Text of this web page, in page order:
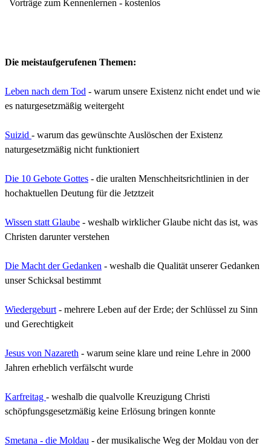
Vorträge zum Kennenlernen - kostenlos
Die meistaufgerufenen Themen:
Leben nach dem Tod - warum unsere Existenz nicht endet und wie
es naturgesetzmäßig weitergeht
Suizid - warum das gewünschte Auslöschen der Existenz
naturgesetzmäßig nicht funktioniert
Die 10 Gebote Gottes - die uralten Menschheitsrichtlinien in der
hochaktuellen Deutung für die Jetztzeit
Wissen statt Glaube - weshalb wirklicher Glaube nicht das ist, was
Christen darunter verstehen
Die Macht der Gedanken - weshalb die Qualität unserer Gedanken
unser Schicksal bestimmt
Wiedergeburt - mehrere Leben auf der Erde; der Schlüssel zu Sinn
und Gerechtigkeit
Jesus von Nazareth - warum seine klare und reine Lehre in 2000
Jahren erheblich verfälscht wurde
Karfreitag - weshalb die qualvolle Kreuzigung Christi
schöpfungsgesetzmäßig keine Erlösung bringen konnte
Smetana - die Moldau - der musikalische Weg der Moldau von der